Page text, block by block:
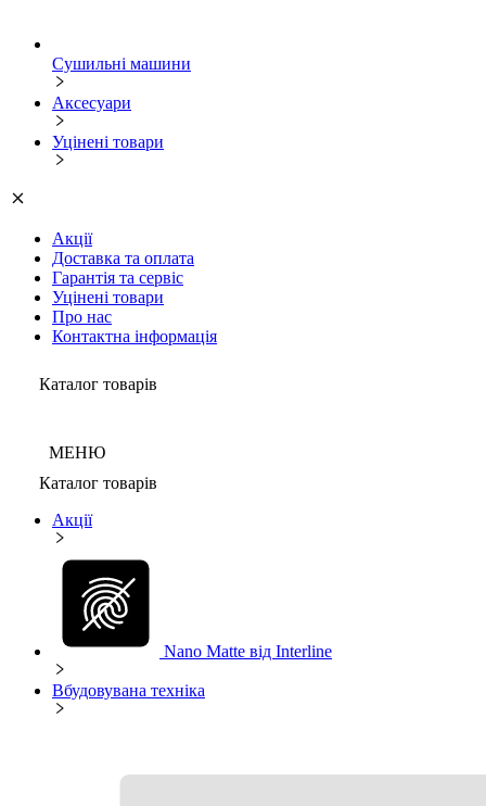
Сушильні машини
Аксесуари
Уцінені товари
Акції
Доставка та оплата
Гарантія та сервіс
Уцінені товари
Про нас
Контактна інформація
Каталог товарів
МЕНЮ
Каталог товарів
Акції
Nano Matte від Interline
Вбудовувана техніка